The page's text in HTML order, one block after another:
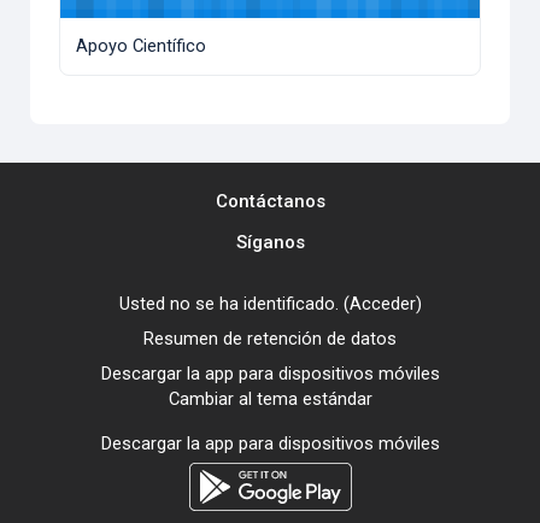
Apoyo Científico
Contáctanos
Síganos
Usted no se ha identificado. (Acceder)
Resumen de retención de datos
Descargar la app para dispositivos móviles
Cambiar al tema estándar
Descargar la app para dispositivos móviles